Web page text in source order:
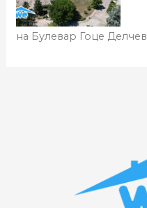
на Булевар Гоце Делчев